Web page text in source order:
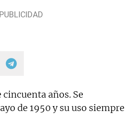
años. Se
de 1950 y su uso siempre